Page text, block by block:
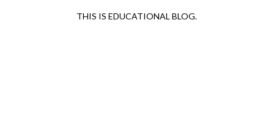
THIS IS EDUCATIONAL BLOG.